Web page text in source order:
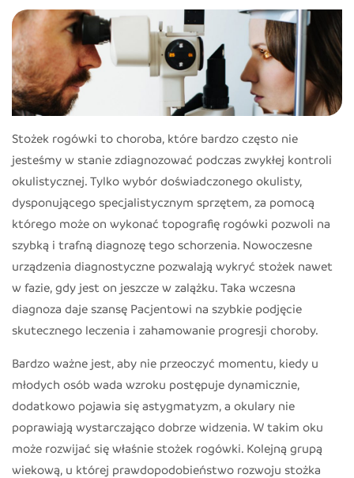
Stożek rogówki to choroba, które bardzo często nie
jesteśmy w stanie zdiagnozować podczas zwykłej kontroli
okulistycznej. Tylko wybór doświadczonego okulisty,
dysponującego specjalistycznym sprzętem, za pomocą
którego może on wykonać topografię rogówki pozwoli na
szybką i trafną diagnozę tego schorzenia. Nowoczesne
urządzenia diagnostyczne pozwalają wykryć stożek nawet
w fazie, gdy jest on jeszcze w zalążku. Taka wczesna
diagnoza daje szansę Pacjentowi na szybkie podjęcie
skutecznego leczenia i zahamowanie progresji choroby.
Bardzo ważne jest, aby nie przeoczyć momentu, kiedy u
młodych osób wada wzroku postępuje dynamicznie,
dodatkowo pojawia się astygmatyzm, a okulary nie
poprawiają wystarczająco dobrze widzenia. W takim oku
może rozwijać się właśnie stożek rogówki. Kolejną grupą
wiekową, u której prawdopodobieństwo rozwoju stożka